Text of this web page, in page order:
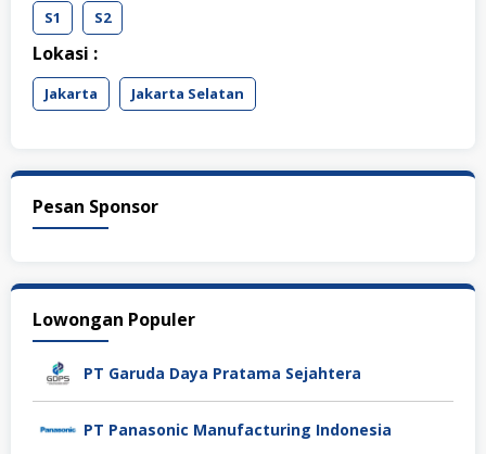
S1 S2
Lokasi :
Jakarta Jakarta Selatan
Pesan Sponsor
Lowongan Populer
PT Garuda Daya Pratama Sejahtera
PT Panasonic Manufacturing Indonesia